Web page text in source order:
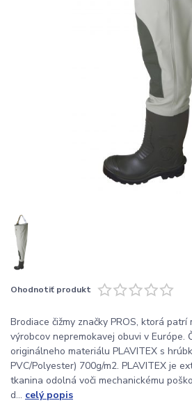
Ohodnotiť produkt
Brodiace čižmy značky PROS, ktorá patrí
výrobcov nepremokavej obuvi v Európe.
originálneho materiálu PLAVITEX s
PVC/Polyester) 700g/m2. PLAVITEX je
tkanina odolná voči mechanickému
d... celý popis